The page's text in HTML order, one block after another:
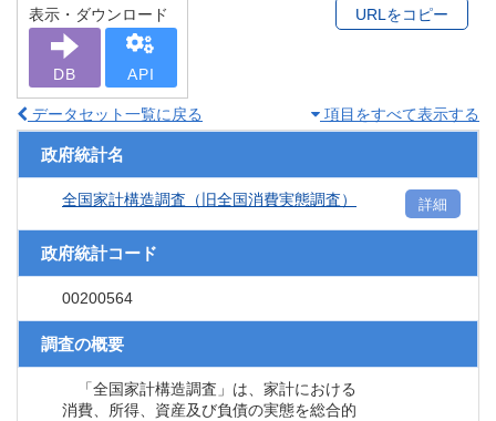
表示・ダウンロード
DB API
URLをコピー
データセット一覧に戻る 項目をすべて表示する
政府統計名
全国家計構造調査（旧全国消費実態調査） 詳細
政府統計コード
00200564
調査の概要
「全国家計構造調査」は、家計における
消費、所得、資産及び負債の実態を総合的